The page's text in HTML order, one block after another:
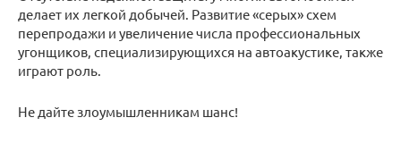
делает их легкой добычей. Развитие «серых» схем
перепродажи и увеличение числа профессиональных
угонщиков, специализирующихся на автоакустике, также
играют роль.
Не дайте злоумышленникам шанс!